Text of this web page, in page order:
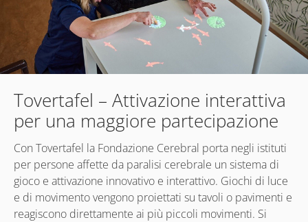
Tovertafel – Attivazione interattiva
per una maggiore partecipazione
Con Tovertafel la Fondazione Cerebral porta negli istituti
per persone affette da paralisi cerebrale un sistema di
gioco e attivazione innovativo e interattivo. Giochi di luce
e di movimento vengono proiettati su tavoli o pavimenti e
reagiscono direttamente ai più piccoli movimenti. Si